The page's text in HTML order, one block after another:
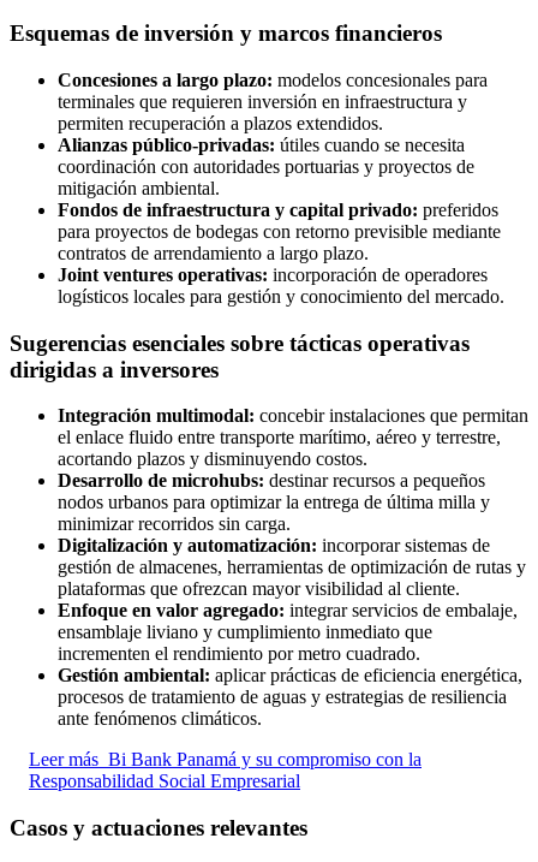
Esquemas de inversión y marcos financieros
Concesiones a largo plazo: modelos concesionales para
terminales que requieren inversión en infraestructura y
permiten recuperación a plazos extendidos.
Alianzas público-privadas: útiles cuando se necesita
coordinación con autoridades portuarias y proyectos de
mitigación ambiental.
Fondos de infraestructura y capital privado: preferidos
para proyectos de bodegas con retorno previsible mediante
contratos de arrendamiento a largo plazo.
Joint ventures operativas: incorporación de operadores
logísticos locales para gestión y conocimiento del mercado.
Sugerencias esenciales sobre tácticas operativas
dirigidas a inversores
Integración multimodal: concebir instalaciones que permitan
el enlace fluido entre transporte marítimo, aéreo y terrestre,
acortando plazos y disminuyendo costos.
Desarrollo de microhubs: destinar recursos a pequeños
nodos urbanos para optimizar la entrega de última milla y
minimizar recorridos sin carga.
Digitalización y automatización: incorporar sistemas de
gestión de almacenes, herramientas de optimización de rutas y
plataformas que ofrezcan mayor visibilidad al cliente.
Enfoque en valor agregado: integrar servicios de embalaje,
ensamblaje liviano y cumplimiento inmediato que
incrementen el rendimiento por metro cuadrado.
Gestión ambiental: aplicar prácticas de eficiencia energética,
procesos de tratamiento de aguas y estrategias de resiliencia
ante fenómenos climáticos.
Leer más Bi Bank Panamá y su compromiso con la
Responsabilidad Social Empresarial
Casos y actuaciones relevantes